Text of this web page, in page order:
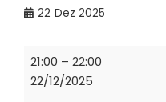
22 Dez 2025
CEDÊNCIA
Ederson
21:00 – 22:00
22/12/2025